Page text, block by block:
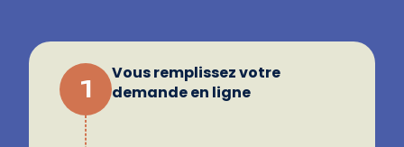
1
Vous remplissez votre
demande en ligne